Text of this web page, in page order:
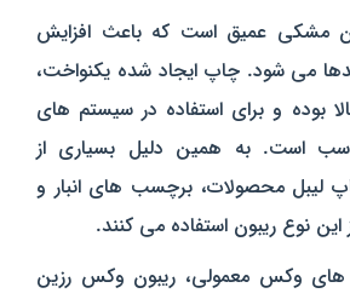
مشکی عمیق است که باعث افزایش
می‌ شود. چاپ ایجاد شده یکنواخت،
بوده و برای استفاده در سیستم‌ های
است. به همین دلیل بسیاری از
لیبل محصولات، برچسب‌ های انبار و
نوع ریبون استفاده می‌ کنند.
های وکس معمولی، ریبون وکس رزین